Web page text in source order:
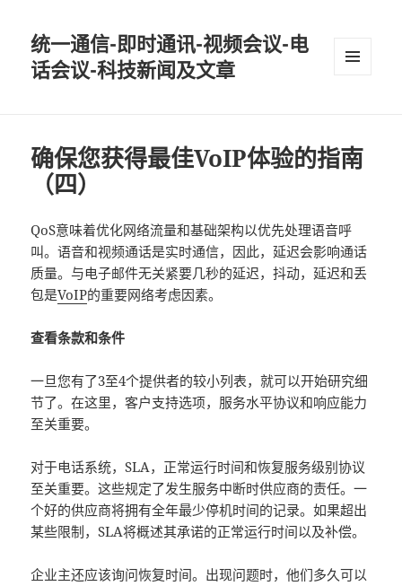
统一通信-即时通讯-视频会议-电
话会议-科技新闻及文章
确保您获得最佳VoIP体验的指南
（四）
QoS意味着优化网络流量和基础架构以优先处理语音呼
叫。语音和视频通话是实时通信，因此，延迟会影响通话
质量。与电子邮件无关紧要几秒的延迟，抖动，延迟和丢
包是VoIP的重要网络考虑因素。
查看条款和条件
一旦您有了3至4个提供者的较小列表，就可以开始研究细
节了。在这里，客户支持选项，服务水平协议和响应能力
至关重要。
对于电话系统，SLA，正常运行时间和恢复服务级别协议
至关重要。这些规定了发生服务中断时供应商的责任。一
个好的供应商将拥有全年最少停机时间的记录。如果超出
某些限制，SLA将概述其承诺的正常运行时间以及补偿。
企业主还应该询问恢复时间。出现问题时，他们多久可以